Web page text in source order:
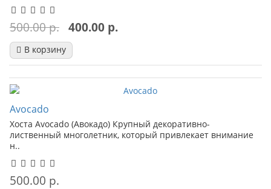
500.00 р. 400.00 р.
В корзину
Avocado
Хоста Avocado (Авокадо) Крупный декоративно-
лиственный многолетник, который привлекает внимание
н..
500.00 р.